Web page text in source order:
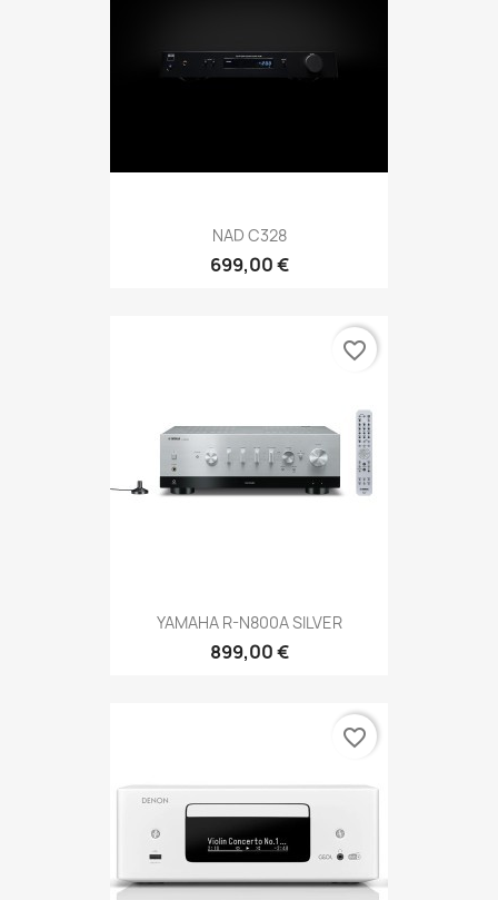
NAD C328
699,00 €
YAMAHA R-N800A SILVER
899,00 €
favorite_border
favorite_border